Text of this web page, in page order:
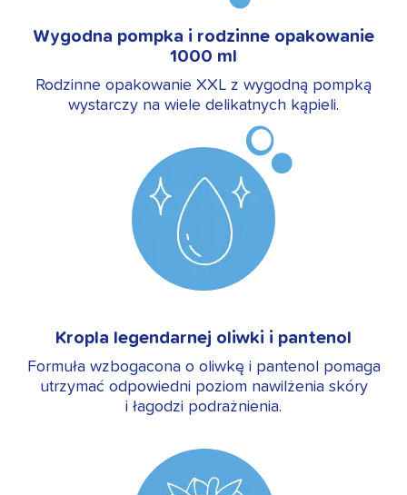
Wygodna pompka i rodzinne opakowanie
1000 ml
Rodzinne opakowanie XXL z wygodną pompką
wystarczy na wiele delikatnych kąpieli.
Kropla legendarnej oliwki i pantenol
Formuła wzbogacona o oliwkę i pantenol pomaga
utrzymać odpowiedni poziom nawilżenia skóry
i łagodzi podrażnienia.